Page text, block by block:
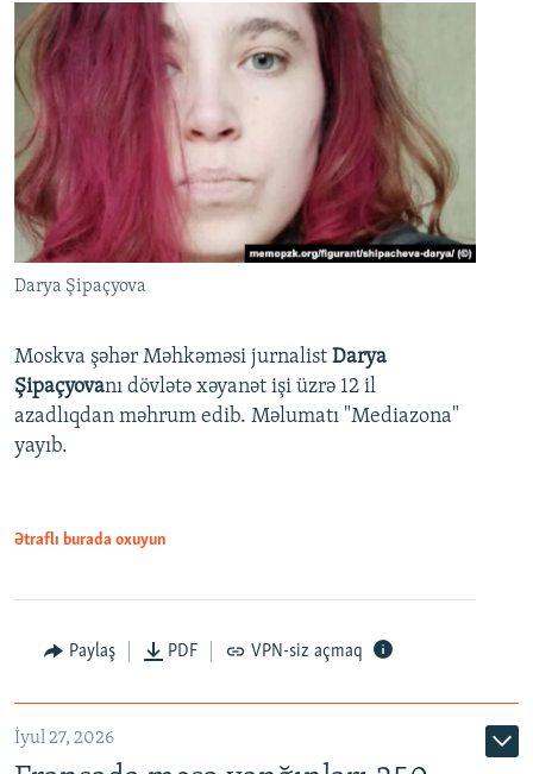
Darya Şipaçyova
Moskva şəhər Məhkəməsi jurnalist Darya
Şipaçyovanı dövlətə xəyanət işi üzrə 12 il
azadlıqdan məhrum edib. Məlumatı "Mediazona"
yayıb.
Ətraflı burada oxuyun
Paylaş PDF VPN-siz açmaq
İyul 27, 2026